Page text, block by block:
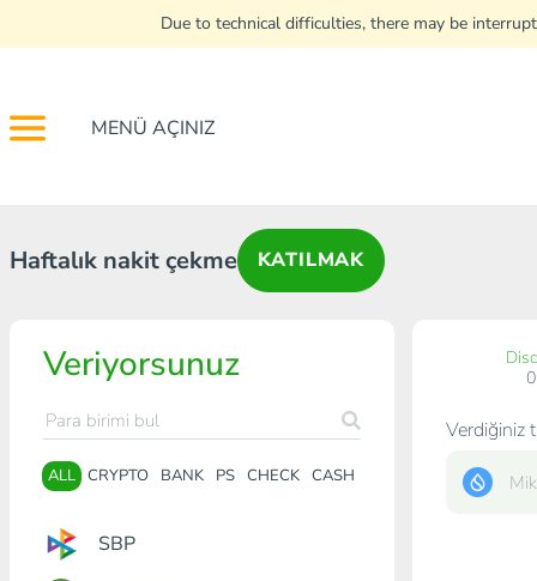
Due to technical difficulties, there may be
MENÜ AÇINIZ
Haftalık nakit çekme KATILMAK
Veriyorsunuz
ALL CRYPTO BANK PS CHECK CASH
SBP
Verdiğiniz